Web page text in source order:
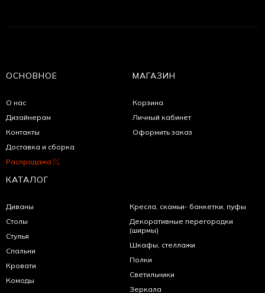
ОСНОВНОЕ
О нас
Дизайнерам
Контакты
Доставка и сборка
Распродажа
МАГАЗИН
Корзина
Личный кабинет
Оформить заказ
КАТАЛОГ
Диваны
Столы
Стулья
Спальни
Кровати
Комоды
Кресла, скамьи- банкетки, пуфы
Декоративные перегородки
(ширмы)
Шкафы, стеллажи
Полки
Светильники
Зеркала